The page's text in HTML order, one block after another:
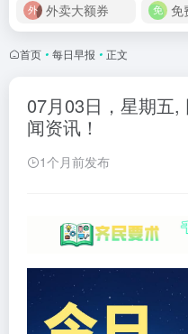
外卖大额券
免
首页 • 每日早报 • 正文
07月03日，星期五
闻资讯！
1个月前发布